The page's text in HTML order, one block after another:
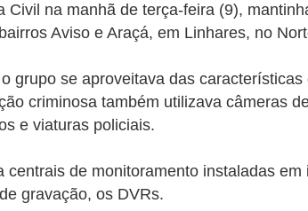
na manhã de terça-feira (9),
Aviso e Araçá, em Linhares, no
grupo se aproveitava das
criminosa também utilizava câmeras
e viaturas policiais.
de monitoramento instaladas
gravação, os DVRs.